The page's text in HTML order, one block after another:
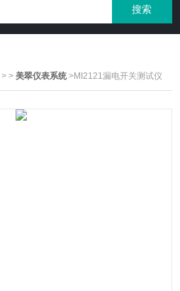
>>美翠仪表系统 >MI2121漏电开关测试仪